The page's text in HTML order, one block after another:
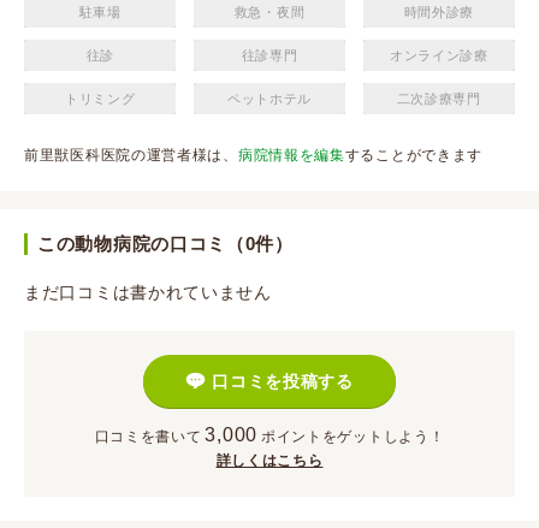
駐車場 救急・夜間 時間外診療
往診 往診専門 オンライン診療
トリミング ペットホテル 二次診療専門
前里獣医科医院の運営者様は、 病院情報を編集することができます
この動物病院の口コミ（0件）
まだ口コミは書かれていません
口コミを投稿する
口コミを書いて 3,000 ポイント をゲットしよう！
詳しくはこちら